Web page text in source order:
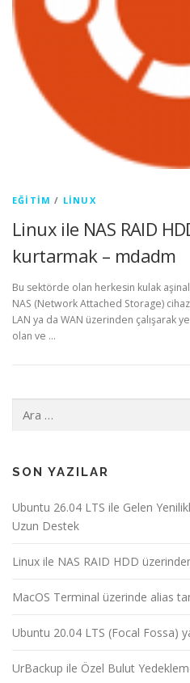
EĞITIM / LINUX
Linux ile NAS RAID
kurtarmak – mdadm
Bu sektörde olan herkesin kulak
NAS (Network Attached Storage)
LAN ya da WAN üzerinden çalışarak
olan ve …
SON YAZILAR
Ubuntu 26.04 LTS ile Gelen
Uzun Destek
Linux ile NAS RAID HDD
MacOS Terminal üzerinde alias
Ubuntu 20.04 LTS (Focal Fossa)
UrBackup ile Özel Bulut